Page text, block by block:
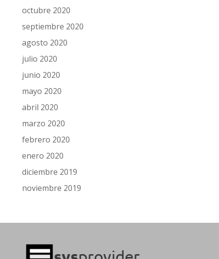
octubre 2020
septiembre 2020
agosto 2020
julio 2020
junio 2020
mayo 2020
abril 2020
marzo 2020
febrero 2020
enero 2020
diciembre 2019
noviembre 2019